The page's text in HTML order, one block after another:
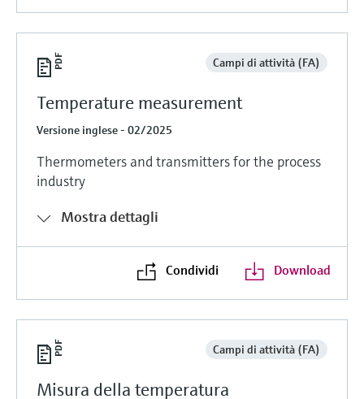
Campi di attività (FA)
Temperature measurement
Versione inglese - 02/2025
Thermometers and transmitters for the process
industry
Mostra dettagli
Condividi Download
Campi di attività (FA)
Misura della temperatura